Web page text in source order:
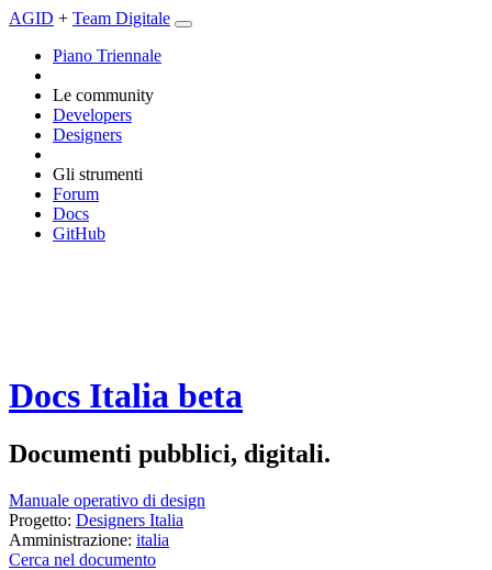
AGID + Team Digitale
Piano Triennale
Le community
Developers
Designers
Gli strumenti
Forum
Docs
GitHub
Docs Italia beta
Documenti pubblici, digitali.
Manuale operativo di design
Progetto: Designers Italia
Amministrazione: italia
Cerca nel documento